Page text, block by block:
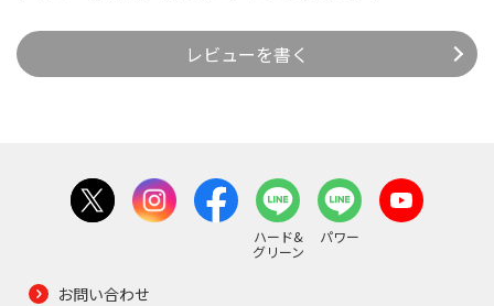
レビューを書く
ハード&
グリーン
パワー
お問い合わせ